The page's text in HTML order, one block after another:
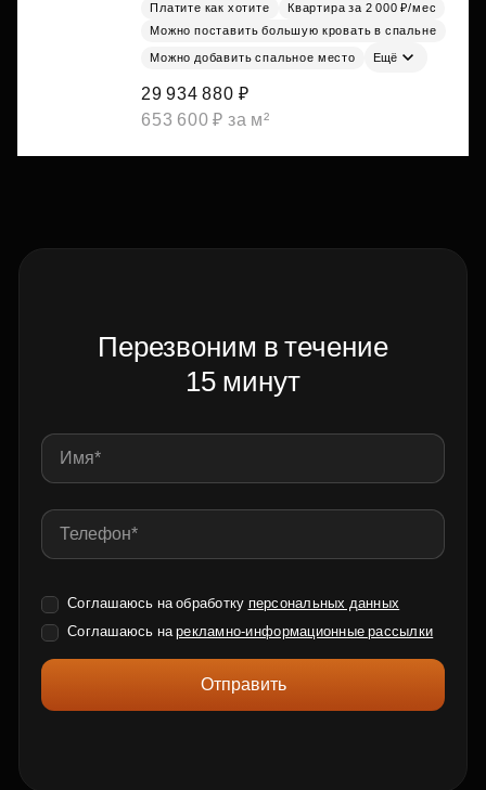
Платите как хотите
Квартира за 2 000 ₽/мес
Можно поставить большую кровать в спальне
Можно добавить спальное место Ещё
29 934 880 ₽
653 600 ₽ за м²
Перезвоним в течение
15 минут
Соглашаюсь на обработку персональных данных
Соглашаюсь нарекламно-информационные рассылки
Отправить